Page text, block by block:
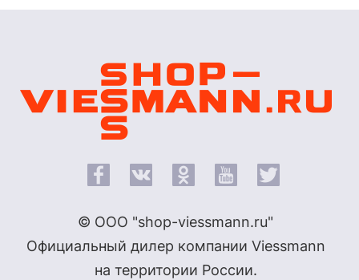
© ООО "shop-viessmann.ru"
Официальный дилер компании Viessmann
на территории России.